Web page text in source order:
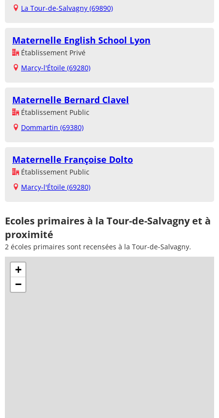
La Tour-de-Salvagny (69890)
Maternelle English School Lyon
Établissement Privé
Marcy-l'Étoile (69280)
Maternelle Bernard Clavel
Établissement Public
Dommartin (69380)
Maternelle Françoise Dolto
Établissement Public
Marcy-l'Étoile (69280)
Ecoles primaires à la Tour-de-Salvagny et à
proximité
2 écoles primaires sont recensées à la Tour-de-Salvagny.
+
−